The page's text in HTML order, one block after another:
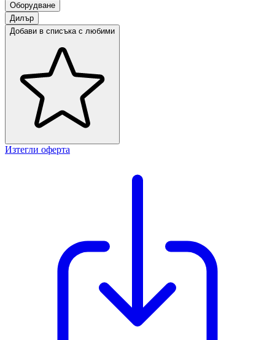
Оборудване
Дилър
Добави в списъка с любими
Изтегли оферта